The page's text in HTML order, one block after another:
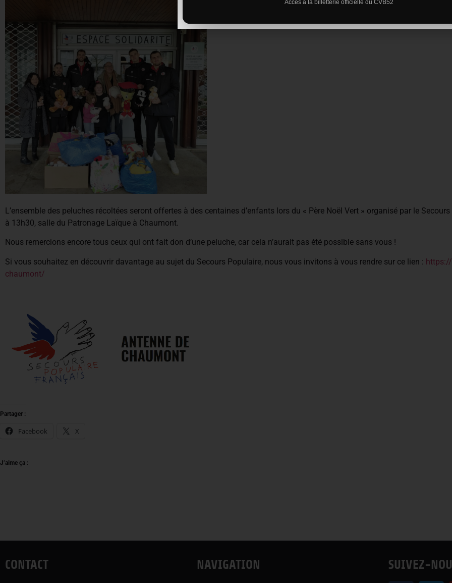
L’ensemble des peluches récoltées seront offertes à des centaines d’enfants lors du « Père Noël Vert » organisé par le
à 13h30, salle du Patronage Laïque à Chaumont.
Nous remercions encore tous ceux qui ont fait don d’une peluche, car cela n’aurait pas été possible sans vous !
Si vous souhaitez en découvrir davantage au sujet du Secours Populaire, nous vous invitons à vous rendre sur ce lien :
chaumont/
Partager :
Facebook X
J’aime ça :
CONTACT NAVIGATION SUIVEZ-
Accès à la billetterie officielle du CVB52